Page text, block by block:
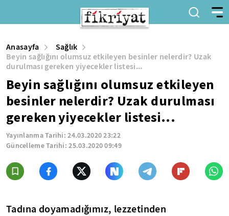
Anasayfa
Sağlık
Beyin sağlığını olumsuz etkileyen besinler nelerdir? Uzak
durulması gereken yiyecekler listesi...
Beyin sağlığını olumsuz etkileyen
besinler nelerdir? Uzak durulması
gereken yiyecekler listesi...
Yayınlanma Tarihi:24.03.2020 23:22
Güncelleme Tarihi:25.03.2020 09:49
Tadına doyamadığımız, lezzetinden